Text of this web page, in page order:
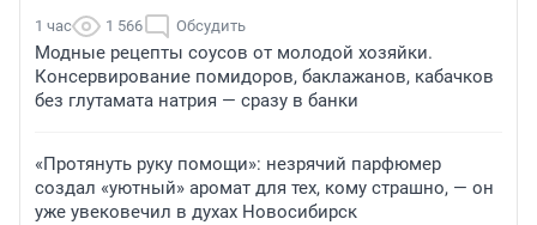
1 час 1 566 Обсудить
Модные рецепты соусов от молодой хозяйки.
Консервирование помидоров, баклажанов, кабачков
без глутамата натрия — сразу в банки
«Протянуть руку помощи»: незрячий парфюмер
создал «уютный» аромат для тех, кому страшно, — он
уже увековечил в духах Новосибирск